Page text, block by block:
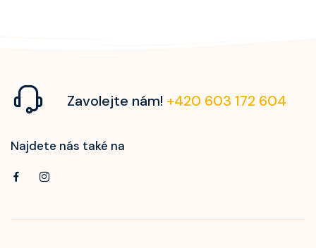
Zavolejte nám! +420 603 172 604
Najdete nás také na